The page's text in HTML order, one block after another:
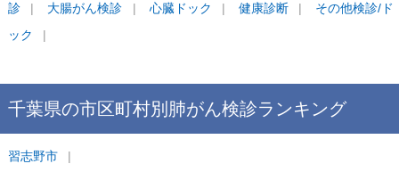
診
大腸がん検診 心臓ドック 健康診断
その他検診/ド
ック
千葉県の市区町村別 肺がん検診ランキング
習志野市